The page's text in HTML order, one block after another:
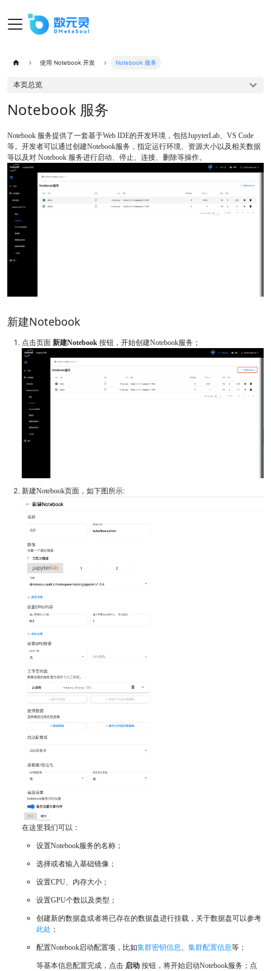
使用 Notebook 开发 Notebook 服务
本页总览
Notebook 服务
Notebook 服务提供了一套基于Web IDE的开发环境，包括JupyterLab、VS Code
等。开发者可以通过创建Notebook服务，指定运行环境、资源大小以及相关数据
等以及对 Notebook 服务进行启动、停止、连接、删除等操作。
新建Notebook
点击页面 新建Notebook 按钮，开始创建Notebook服务；
新建Notebook页面，如下图所示:
在这里我们可以：
设置Notebook服务的名称；
选择或者输入基础镜像；
设置CPU、内存大小；
设置GPU个数以及类型；
创建新的数据盘或者将已存在的数据盘进行挂载，关于数据盘可以参考
此处 ；
配置Notebook启动配置项，比如集群密钥信息 集群配置信息等；
等基本信息配置完成，点击 启动 按钮，将开始启动Notebook服务；点